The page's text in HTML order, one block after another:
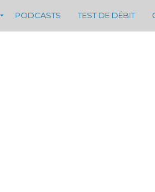
PODCASTS TEST DE DÉBIT